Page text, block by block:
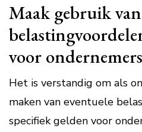
Maak gebruik
voor
Het is verstandig om als
maken van eventuele
specifiek gelden voor